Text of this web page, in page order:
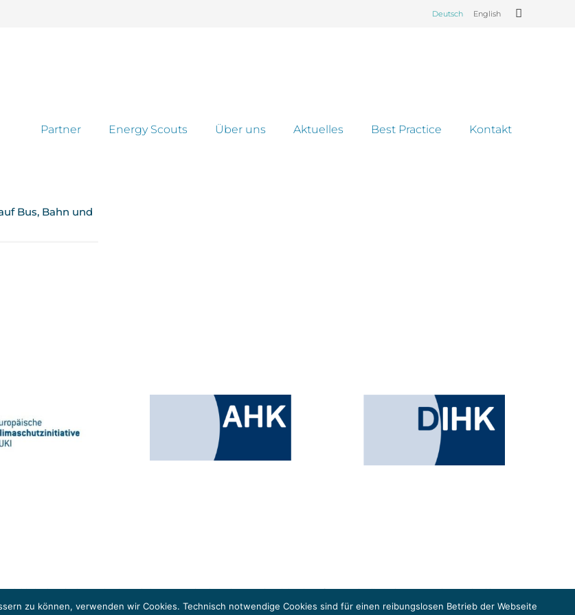
Deutsch English
Partner Energy Scouts Über uns Aktuelles Best Practice Kontakt
Bus, Bahn und
(EUKI). Die EUKI ist ein Förderinstrument des deutschen Bundesministeriums für Umwelt, Klimaschutz, Naturschutz und nukleare
zu können, verwenden wir Cookies. Technisch notwendige Cookies sind für einen reibungslosen Betrieb der Webseite